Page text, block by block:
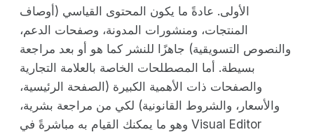
الأولى. عادةً ما يكون المحتوى القياسي (أوصاف
المنتجات، ومنشورات المدونة، وصفحات الدعم،
والنصوص التسويقية) جاهزًا للنشر كما هو أو بعد مراجعة
بسيطة. أما المصطلحات الخاصة بالعلامة التجارية
والصفحات ذات الأهمية الكبيرة (الصفحة الرئيسية،
والأسعار، والشروط القانونية) لكي من مراجعة بشرية،
وهو ما يمكنك القيام به مباشرةً في Visual Editor